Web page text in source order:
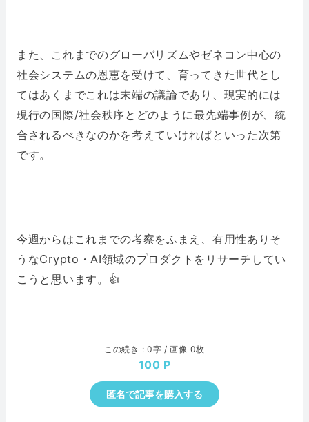
また、これまでのグローバリズムやゼネコン中心の
社会システムの恩恵を受けて、育ってきた世代とし
てはあくまでこれは末端の議論であり、現実的には
現行の国際/社会秩序とどのように最先端事例が、統
合されるべきなのかを考えていければといった次第
です。
今週からはこれまでの考察をふまえ、有用性ありそ
うなCrypto・AI領域のプロダクトをリサーチしてい
こうと思います。👍
この続き : 0字 / 画像 0枚
100
匿名で記事を購入する